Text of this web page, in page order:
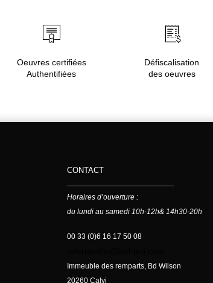
Oeuvres certifiées
Authentifiées
Défiscalisation
des oeuvres
CONTACT
Horaires d’ouverture :
du lundi au samedi 10h-12h& 14h30-20h
00 33 (0)6 16 17 50 08
Immeuble des remparts, Bd Wilson
20260 Calvi